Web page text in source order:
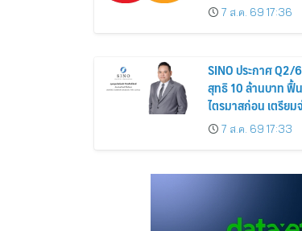
7 ส.ค. 69 17:36
SINO ประกาศ Q2/
สุทธิ 10 ล้านบาท ฟื้
ไตรมาสก่อน เตรีย
ระหว่างกาล
ครึ่งปีหลังมุ่งเติบโตต่
7 ส.ค. 69 17:33